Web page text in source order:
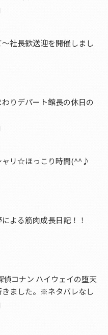
社長歓送迎を開催しまし
りデパート館長の休日の
ャリ☆ほっこり時間(^^♪
よる筋肉成長日記！！
偵コナン ハイウェイの堕天
きました。※ネタバレなし